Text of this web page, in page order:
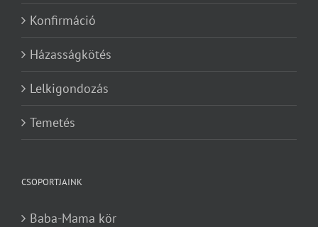
Konfirmáció
Házasságkötés
Lelkigondozás
Temetés
CSOPORTJAINK
Baba-Mama kör